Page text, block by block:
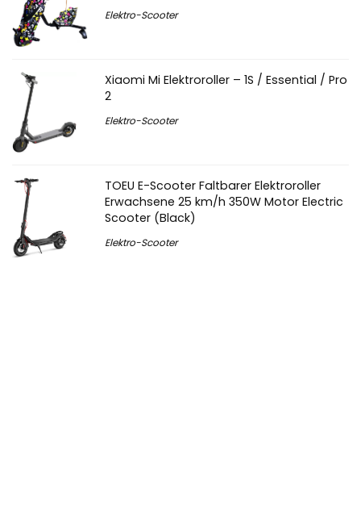
Elektro-Scooter
Xiaomi Mi Elektroroller – 1S / Essential / Pro
2
Elektro-Scooter
TOEU E-Scooter Faltbarer Elektroroller
Erwachsene 25 km/h 350W Motor Electric
Scooter (Black)
Elektro-Scooter